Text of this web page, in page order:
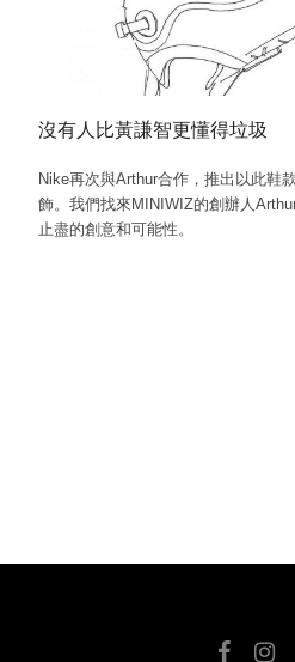
沒有人比黃謙智更懂得垃圾
Nike再次與Arthur合作，推出以此鞋
飾。我們找來MINIWIZ的創辦人
止盡的創意和可能性。